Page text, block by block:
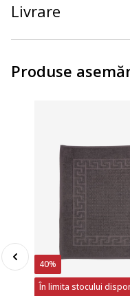
Livrare
Produse
40%
În limita stocului